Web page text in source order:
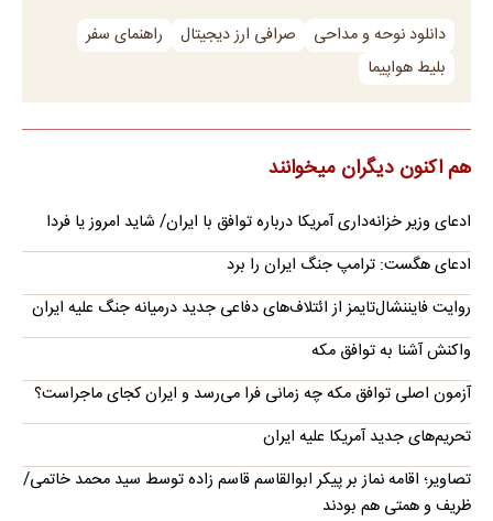
دانلود نوحه و مداحی صرافی ارز دیجیتال
راهنمای سفر
بلیط هواپیما
هم اکنون دیگران میخوانند
ادعای وزیر خزانه‌داری آمریکا درباره توافق با ایران/ شاید امروز یا فردا
ادعای هگست: ترامپ جنگ ایران را برد
روایت فایننشال‌تایمز از ائتلاف‌های دفاعی جدید درمیانه جنگ علیه ایران
واکنش آشنا به توافق مکه
آزمون اصلی توافق مکه چه زمانی فرا می‌رسد و ایران کجای ماجراست؟
تحریم‌های جدید آمریکا علیه ایران
تصاویر؛ اقامه نماز بر پیکر ابوالقاسم قاسم زاده توسط سید محمد خاتمی/
ظریف و همتی هم بودند